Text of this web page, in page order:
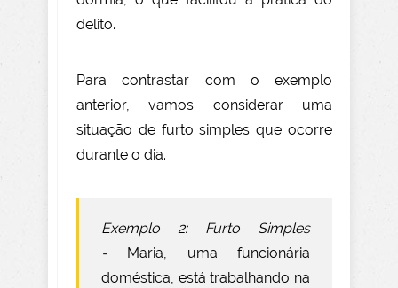
delito.
Para contrastar com o exemplo
anterior, vamos considerar uma
situação de furto simples que ocorre
durante o dia.
Exemplo 2: Furto Simples
- Maria, uma funcionária
doméstica, está trabalhando na